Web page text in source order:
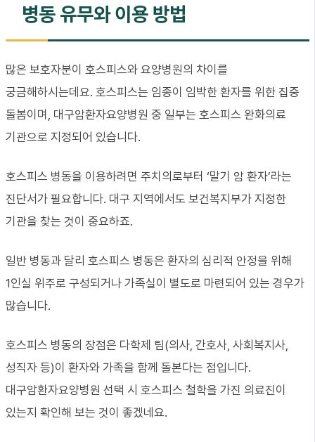
병동 유무와 이용 방법
많은 보호자분이 호스피스와 요양병원의 차이를
궁금해하시는데요. 호스피스는 임종이 임박한 환자를 위한 집중
돌봄이며, 대구암환자요양병원 중 일부는 호스피스 완화의료
기관으로 지정되어 있습니다.
호스피스 병동을 이용하려면 주치의로부터 ‘말기 암 환자’라는
진단서가 필요합니다. 대구 지역에서도 보건복지부가 지정한
기관을 찾는 것이 중요하죠.
일반 병동과 달리 호스피스 병동은 환자의 심리적 안정을 위해
1인실 위주로 구성되거나 가족실이 별도로 마련되어 있는 경우가
많습니다.
호스피스 병동의 장점은 다학제 팀(의사, 간호사, 사회복지사,
성직자 등)이 환자와 가족을 함께 돌본다는 점입니다.
대구암환자요양병원 선택 시 호스피스 철학을 가진 의료진이
있는지 확인해 보는 것이 좋겠네요.